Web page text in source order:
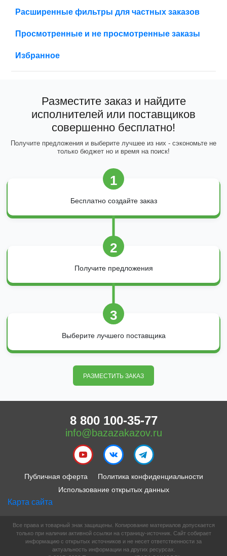
Расширенные фильтры для частных заказов
Просмотренные и не просмотренные заказы
Избранное
Разместите заказ и найдите
исполнителей или поставщиков
совершенно бесплатно!
Получите предложения и выберите лучшее из них - сэкономьте не
только бюджет но и время на поиск!
1
Бесплатно создайте заказ
2
Получите предложения
3
Выберите лучшего поставщика
РАЗМЕСТИТЬ ЗАКАЗ
Публичная оферта
Политика конфиденциальности
Использование открытых данных
Карта сайта
8 800 100-35-77
info@bazazakazov.ru
Все права и товарный знак защищены. Копирование материалов допускается
только при наличии активной ссылки на страницу-источник. Сайт собирает
информацию с открытых источников и не несет ответственности за
актуальность информации на других ресурсах.